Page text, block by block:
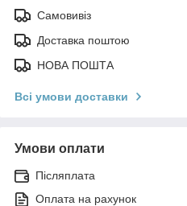
Самовивіз
Доставка поштою
НОВА ПОШТА
Всі умови доставки
Умови оплати
Післяплата
Оплата на рахунок